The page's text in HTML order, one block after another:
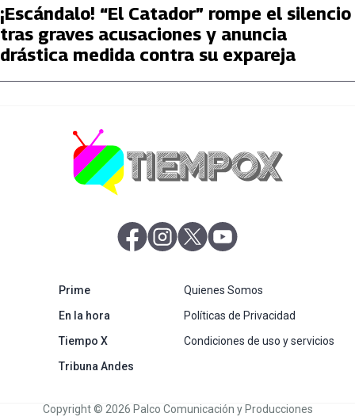
¡Escándalo! “El Catador” rompe el silencio
tras graves acusaciones y anuncia
drástica medida contra su expareja
abre en nueva pestaña
abre en nueva pestaña
abre en nueva pestaña
Primeabre en nueva pestaña
En la horaabre en nueva pestaña
Tiempo X
Tribuna Andesabre en nueva pestaña
Quienes Somos
Políticas de Privacidad
Condiciones de uso y servicios
Copyright © 2026 Palco Comunicación y Producciones